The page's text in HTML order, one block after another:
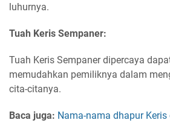
luhurnya.
Tuah Keris Sempaner:
Tuah Keris Sempaner dipercaya
memudahkan pemiliknya dalam
cita-citanya.
Baca juga: Nama-nama dhapur